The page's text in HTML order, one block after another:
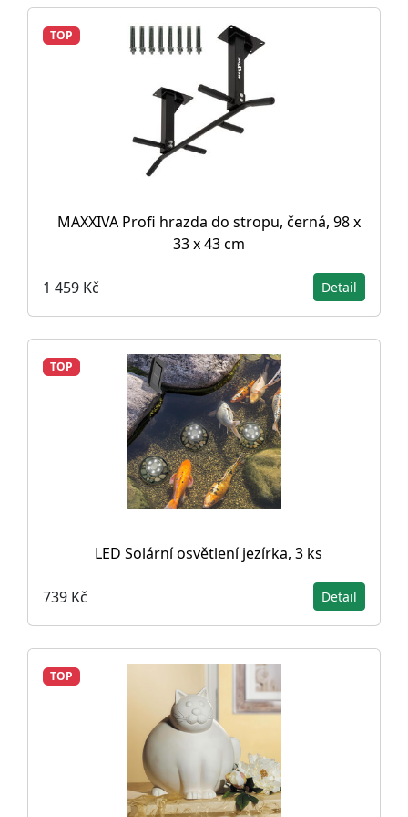
TOP
MAXXIVA Profi hrazda do stropu, černá, 98 x
33 x 43 cm
1 459 Kč Detail
TOP
LED Solární osvětlení jezírka, 3 ks
739 Kč Detail
TOP